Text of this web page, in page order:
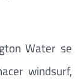
Water se
windsurf,